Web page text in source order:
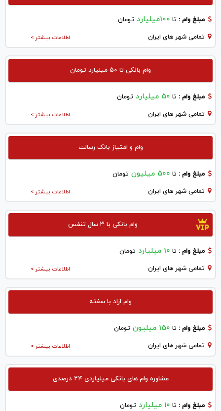
مبلغ وام : تا 100میلیارد تومان
اطلاعات بیشتر > تمامی شهر های ایران
وام بانکی تا ۵۰ میلیارد تومان
مبلغ وام : تا 50 میلیارد تومان
اطلاعات بیشتر > تمامی شهر های ایران
وام و امتیاز بانک رسالت
مبلغ وام : تا 500 میلیون تومان
اطلاعات بیشتر > تمامی شهر های ایران
وام بانکی با ۳ سال تنفس
مبلغ وام : تا 10 میلیارد تومان
اطلاعات بیشتر > تمامی شهر های ایران
وام ازاد با سفته
مبلغ وام : تا 150 میلیون تومان
اطلاعات بیشتر > تمامی شهر های ایران
مشاوره وام های بانکی میلیاردی ۲۴ درصدی
مبلغ وام : تا ۱۰ میلیارد تومان